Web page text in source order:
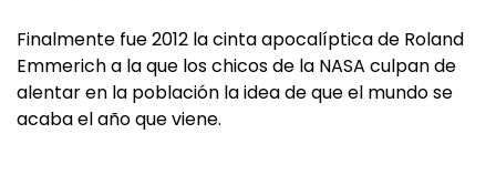
Finalmente fue 2012 la cinta apocalíptica de Roland
Emmerich a la que los chicos de la NASA culpan de
alentar en la población la idea de que el mundo se
acaba el año que viene.